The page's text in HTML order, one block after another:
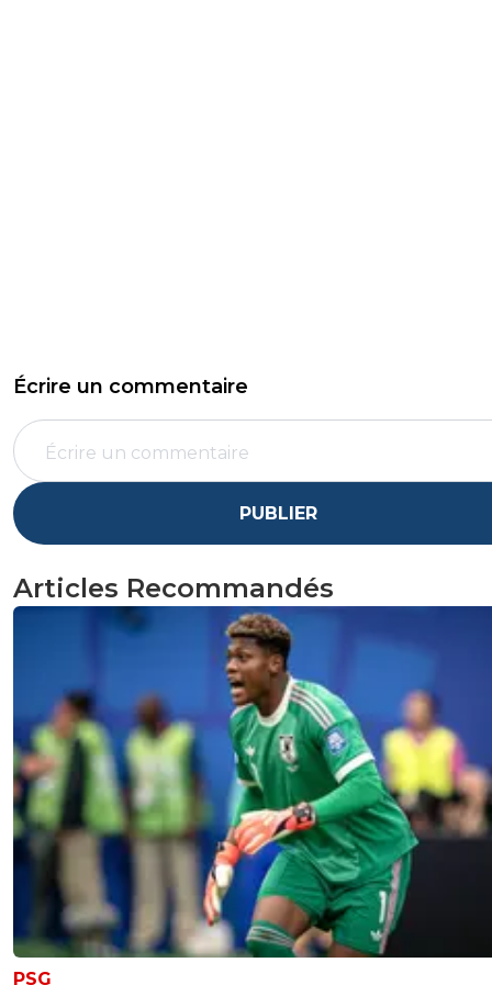
Écrire un commentaire
PUBLIER
Articles Recommandés
PSG